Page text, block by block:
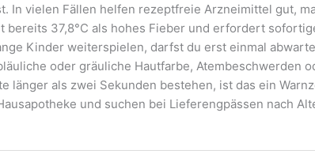
In vielen Fällen helfen rezeptfreie Arzneimittel gut,
37,8°C als hohes Fieber und erfordert
Kinder weiterspielen, darfst du erst einmal
oder gräuliche Hautfarbe, Atembeschwerden
länger als zwei Sekunden bestehen, ist das ein
und suchen bei Lieferengpässen nach